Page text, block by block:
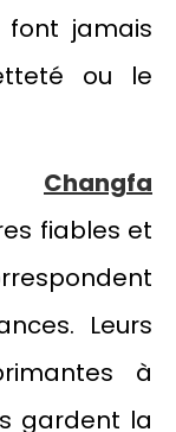
font jamais
ou le
Changfa
fiables et
Leurs
à
gardent la